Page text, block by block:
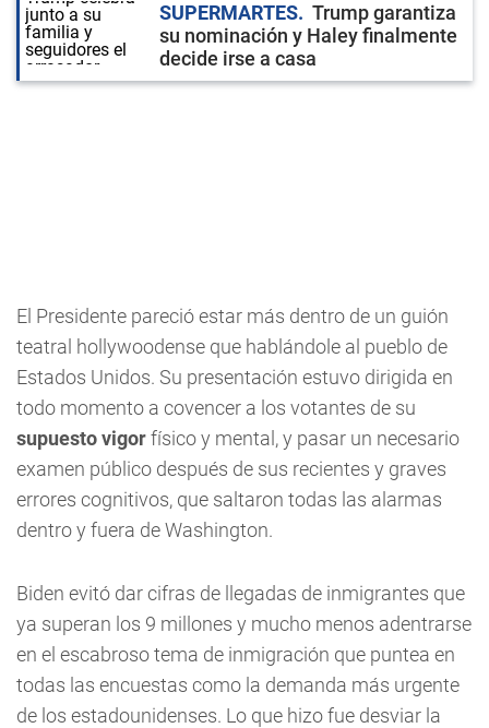
SUPERMARTES
Trump garantiza
su nominación y Haley finalmente
decide irse a casa
El Presidente pareció estar más dentro de un guión
teatral hollywoodense que hablándole al pueblo de
Estados Unidos. Su presentación estuvo dirigida en
todo momento a covencer a los votantes de su
supuesto vigorfísico y mental, y pasar un necesario
examen público después de sus recientes y graves
errores cognitivos, que saltaron todas las alarmas
dentro y fuera de Washington.
Biden evitó dar cifras de llegadas de inmigrantes que
ya superan los 9 millones y mucho menos adentrarse
en el escabroso tema de inmigración que puntea en
todas las encuestas como la demanda más urgente
de los estadounidenses. Lo que hizo fue desviar la